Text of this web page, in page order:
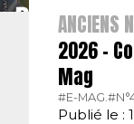
ANCIENS
2026 –
Mag
#E-MAG.
Publié le :